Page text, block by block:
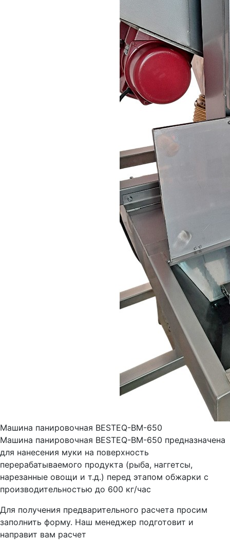
Машина панировочная BESTEQ-BM-650
Машина панировочная BESTEQ-BM-650 предназначена
для нанесения муки на поверхность
перерабатываемого продукта (рыба, наггетсы,
нарезанные овощи и т.д.) перед этапом обжарки с
производительностью до 600 кг/час
Для получения предварительного расчета просим
заполнить форму. Наш менеджер подготовит и
направит вам расчет